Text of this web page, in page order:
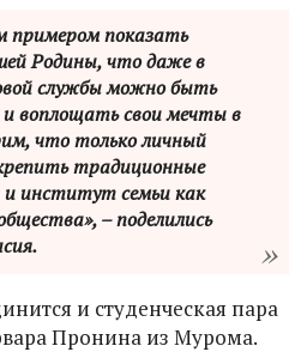
примером показать
Родины, что даже в
службы можно быть
и воплощать свои мечты в
что только личный
традиционные
и институт семьи как
– поделились
и студенческая пара
Пронина из Мурома.